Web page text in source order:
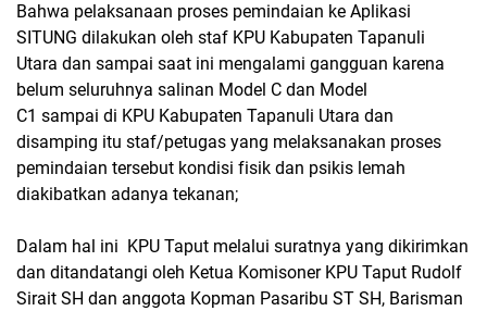
Bahwa pelaksanaan proses pemindaian ke Aplikasi
SITUNG dilakukan oleh staf KPU Kabupaten Tapanuli
Utara dan sampai saat ini mengalami gangguan karena
belum seluruhnya salinan Model C dan Model
C1 sampai di KPU Kabupaten Tapanuli Utara dan
disamping itu staf/petugas yang melaksanakan proses
pemindaian tersebut kondisi fisik dan psikis lemah
diakibatkan adanya tekanan;
Dalam hal ini KPU Taput melalui suratnya yang dikirimkan
dan ditandatangi oleh Ketua Komisoner KPU Taput Rudolf
Sirait SH dan anggota Kopman Pasaribu ST SH, Barisman